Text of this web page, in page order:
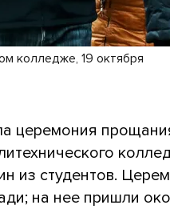
колледже, 19 октября
церемония
из студентов.
на нее пришли